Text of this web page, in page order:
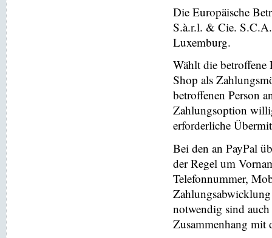
Die Europäische
S.à.r.l. & Cie.
Luxemburg.
Wählt die betroffene
Shop als
betroffenen Person
Zahlungsoption
erforderliche
Bei den an PayPal
der Regel um
Telefonnummer,
notwendig sind
Zusammenhang mit